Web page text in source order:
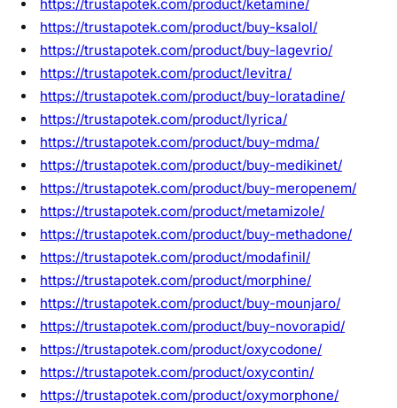
https://trustapotek.com/product/ketamine/
https://trustapotek.com/product/buy-ksalol/
https://trustapotek.com/product/buy-lagevrio/
https://trustapotek.com/product/levitra/
https://trustapotek.com/product/buy-loratadine/
https://trustapotek.com/product/lyrica/
https://trustapotek.com/product/buy-mdma/
https://trustapotek.com/product/buy-medikinet/
https://trustapotek.com/product/buy-meropenem/
https://trustapotek.com/product/metamizole/
https://trustapotek.com/product/buy-methadone/
https://trustapotek.com/product/modafinil/
https://trustapotek.com/product/morphine/
https://trustapotek.com/product/buy-mounjaro/
https://trustapotek.com/product/buy-novorapid/
https://trustapotek.com/product/oxycodone/
https://trustapotek.com/product/oxycontin/
https://trustapotek.com/product/oxymorphone/